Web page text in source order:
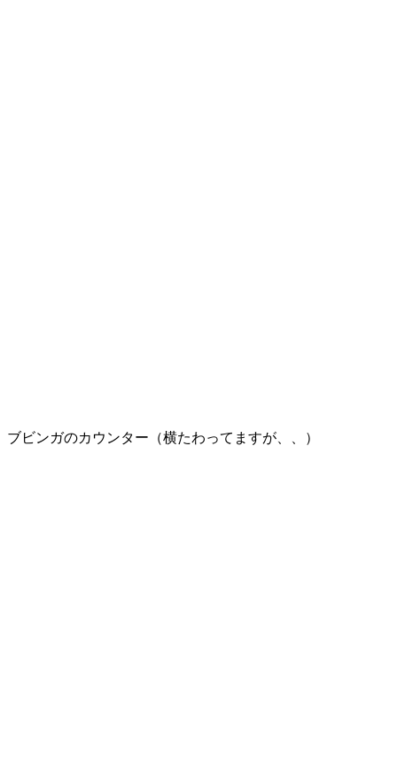
ブビンガのカウンター（横たわってますが、、）